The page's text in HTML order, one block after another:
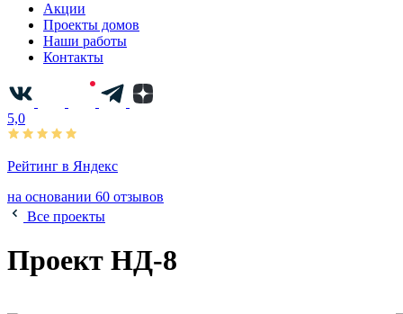
Акции
Проекты домов
Наши работы
Контакты
5,0
Рейтинг в Яндекс
на основании 60 отзывов
Все проекты
Проект НД-8